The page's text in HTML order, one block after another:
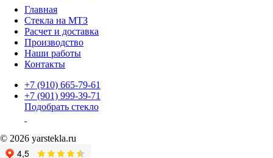
Главная
Стекла на МТЗ
Расчет и доставка
Производство
Наши работы
Контакты
+7 (910) 665-79-61
+7 (901) 999-39-71
Подобрать стекло
© 2026 yarstekla.ru